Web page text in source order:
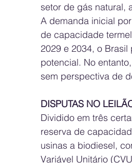
setor de gás natural,
A demanda inicial
de capacidade
2029 e 2034, o
potencial. No
sem perspectiva de
DISPUTAS NO
Dividido em três
reserva de
usinas a biodiesel,
Variável Unitário